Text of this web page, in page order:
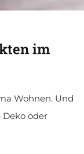
im
Wohnen. Und
oder